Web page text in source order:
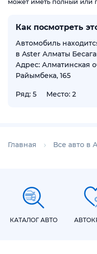
Как посмотреть
Автомобиль
в Aster Алматы
Адрес: Алматинская
Райымбека, 165
Ряд: 5 Место: 2
Главная Все авто в
КАТАЛОГ АВТО